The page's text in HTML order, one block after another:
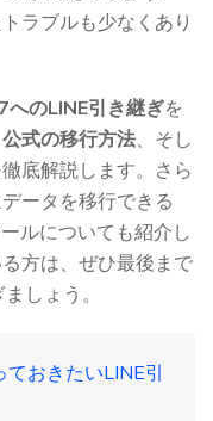
ラブルも少なくあり
のLINE引き継ぎを
公式の移行方法、そし
底解説します。さら
ータを移行できる
ルについても紹介し
方は、ぜひ最後まで
しょう。
おきたいLINE引